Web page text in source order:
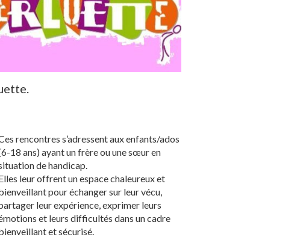
rencontres s’adressent aux enfants/ados
18 ans) ayant un frère ou une sœur en
de handicap.
leur offrent un espace chaleureux et
pour échanger sur leur vécu,
leur expérience, exprimer leurs
et leurs difficultés dans un cadre
et sécurisé.